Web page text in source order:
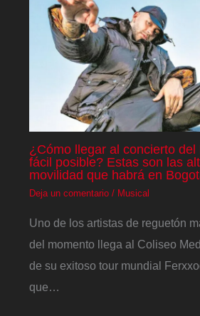
¿Cómo llegar al concierto
fácil posible? Estas son las
movilidad que habrá en
Deja un comentario / Musical
Uno de los artistas de reguetón
del momento llega al Coliseo
de su exitoso tour mundial
que…